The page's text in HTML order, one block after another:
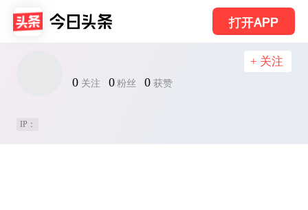
打开APP
0 关注 0 粉丝 0 获赞
+ 关注
IP：